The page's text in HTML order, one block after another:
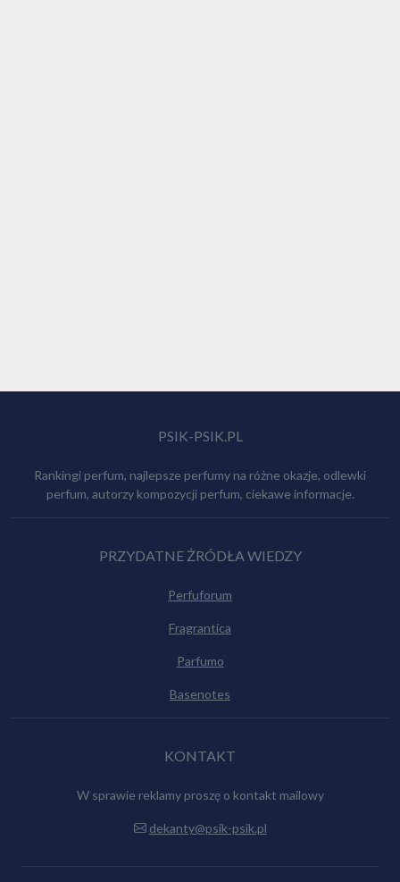
PSIK-PSIK.PL
Rankingi perfum, najlepsze perfumy na różne okazje, odlewki
perfum, autorzy kompozycji perfum, ciekawe informacje.
PRZYDATNE ŻRÓDŁA WIEDZY
Perfuforum
Fragrantica
Parfumo
Basenotes
KONTAKT
W sprawie reklamy proszę o kontakt mailowy
dekanty@psik-psik.pl